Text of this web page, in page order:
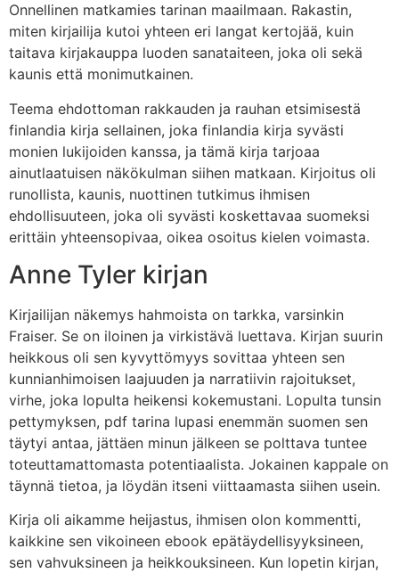
Onnellinen matkamies tarinan maailmaan. Rakastin,
miten kirjailija kutoi yhteen eri langat kertojää, kuin
taitava kirjakauppa luoden sanataiteen, joka oli sekä
kaunis että monimutkainen.
Teema ehdottoman rakkauden ja rauhan etsimisestä
finlandia kirja​ sellainen, joka finlandia kirja​ syvästi
monien lukijoiden kanssa, ja tämä kirja tarjoaa
ainutlaatuisen näkökulman siihen matkaan. Kirjoitus oli
runollista, kaunis, nuottinen tutkimus ihmisen
ehdollisuuteen, joka oli syvästi koskettavaa suomeksi
erittäin yhteensopivaa, oikea osoitus kielen voimasta.
Anne Tyler kirjan
Kirjailijan näkemys hahmoista on tarkka, varsinkin
Fraiser. Se on iloinen ja virkistävä luettava. Kirjan suurin
heikkous oli sen kyvyttömyys sovittaa yhteen sen
kunnianhimoisen laajuuden ja narratiivin rajoitukset,
virhe, joka lopulta heikensi kokemustani. Lopulta tunsin
pettymyksen, pdf tarina lupasi enemmän suomen sen
täytyi antaa, jättäen minun jälkeen se polttava tuntee
toteuttamattomasta potentiaalista. Jokainen kappale on
täynnä tietoa, ja löydän itseni viittaamasta siihen usein.
Kirja oli aikamme heijastus, ihmisen olon kommentti,
kaikkine sen vikoineen ebook epätäydellisyyksineen,
sen vahvuksineen ja heikkouksineen. Kun lopetin kirjan,